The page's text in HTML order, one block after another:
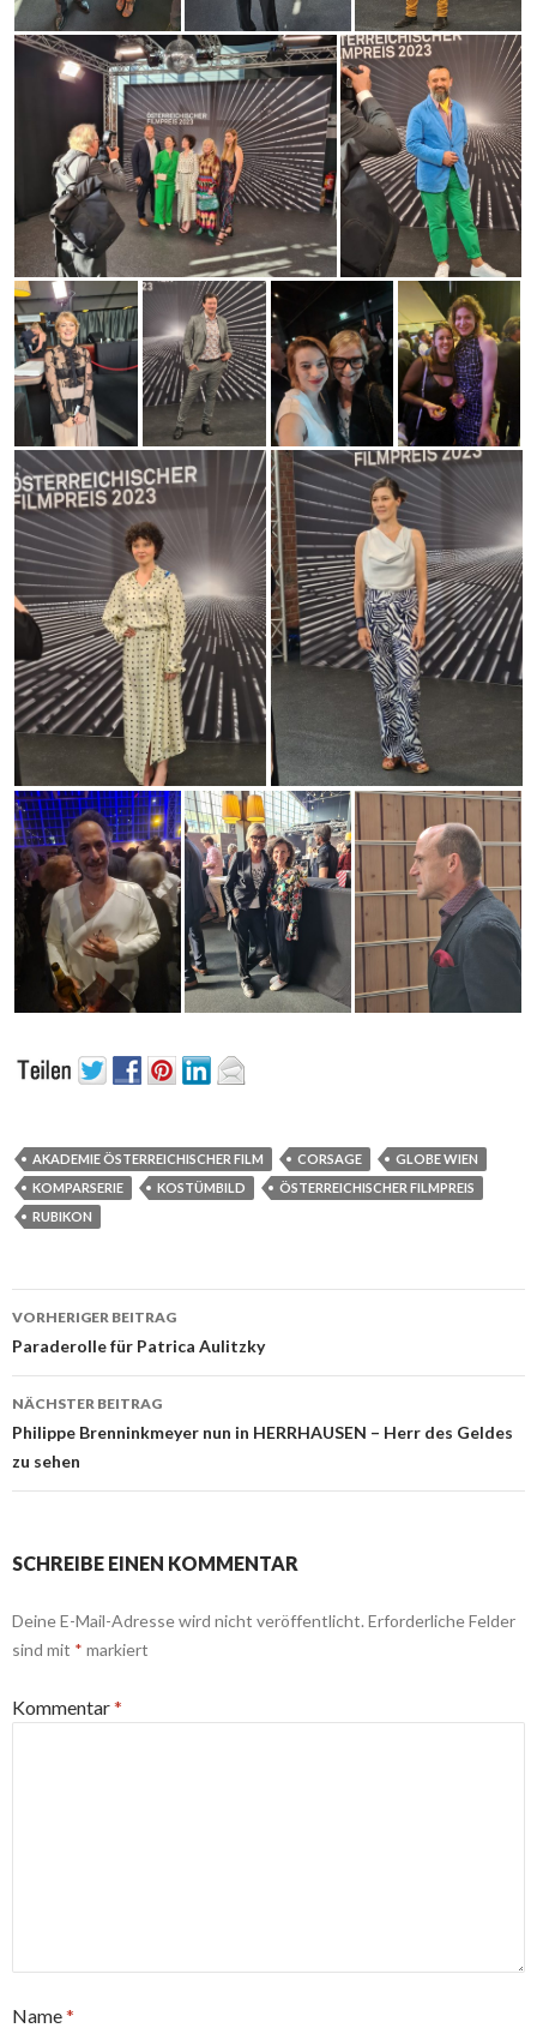
AKADEMIE ÖSTERREICHISCHER FILM CORSAGE
GLOBE WIEN
KOMPARSERIE
KOSTÜMBILD
ÖSTERREICHISCHER FILMPREIS
RUBIKON
Beitrags-
Navigation
VORHERIGER BEITRAG
Paraderolle für Patrica Aulitzky
NÄCHSTER BEITRAG
Philippe Brenninkmeyer nun in HERRHAUSEN – Herr des Geldes
zu sehen
SCHREIBE EINEN KOMMENTAR
Deine E-Mail-Adresse wird nicht veröffentlicht. Erforderliche Felder
sind mit * markiert
Kommentar*
Name*